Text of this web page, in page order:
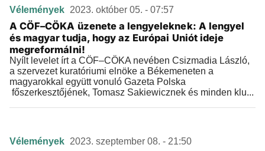
Vélemények 2023. október 05. - 07:57
A CÖF–CÖKA üzenete a lengyeleknek: A lengyel
és magyar tudja, hogy az Európai Uniót ideje
megreformálni!
Nyílt levelet írt a CÖF–CÖKA nevében Csizmadia László,
a szervezet kuratóriumi elnöke a Békemeneten a
magyarokkal együtt vonuló Gazeta Polska
főszerkesztőjének, Tomasz Sakiewicznek és minden klu...
Vélemények 2023. szeptember 08. - 21:50